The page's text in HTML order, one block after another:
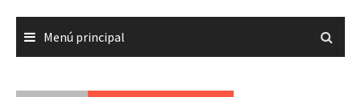
Menú principal